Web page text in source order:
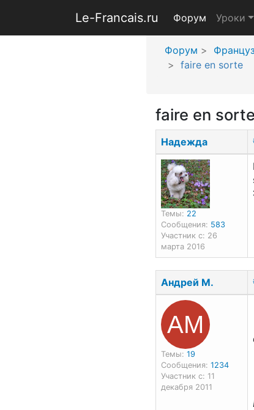
Le-Francais.ru Форум Уроки
Форум
faire en sorte
faire en sorte
Надежда
Темы: 22
Сообщения: 583
Участник с: 26
марта 2016
Андрей М.
АМ
Темы: 19
Сообщения: 1234
Участник с: 11
декабря 2011